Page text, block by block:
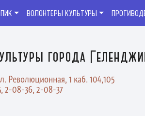
города
Революционная, 1 каб. 104,105
2-08-36, 2-08-37
ВОЛОНТЕРЫ КУЛЬТУРЫ